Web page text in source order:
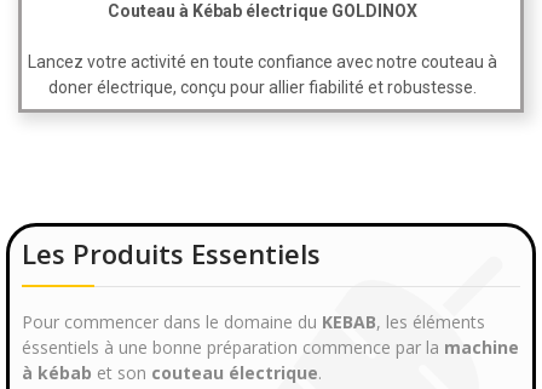
Couteau à Kébab électrique GOLDINOX
Lancez votre activité en toute confiance avec notre couteau à
doner électrique, conçu pour allier fiabilité et robustesse.
Les Produits Essentiels
Pour commencer dans le domaine du KEBAB, les éléments
éssentiels à une bonne préparation commence par la machine
à kébab et son couteau électrique.